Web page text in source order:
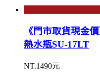
《門市取貨現金
熱水瓶SU-17LT
NT.1490元